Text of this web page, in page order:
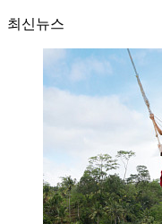
최신뉴스